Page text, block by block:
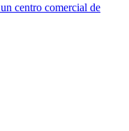
centro comercial de